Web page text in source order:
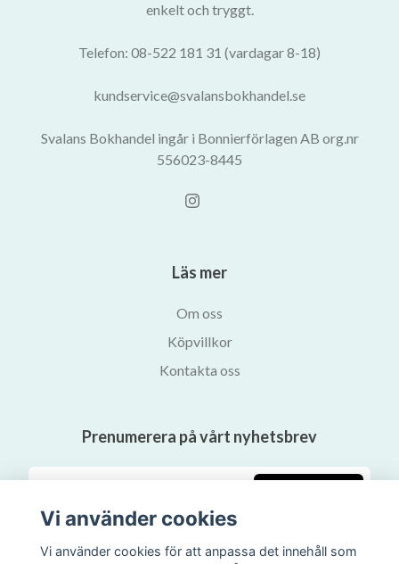
enkelt och tryggt.
Telefon: 08-522 181 31 (vardagar 8-18)
kundservice@svalansbokhandel.se
Svalans Bokhandel ingår i Bonnierförlagen AB org.nr
556023-8445
Läs mer
Om oss
Köpvillkor
Kontakta oss
Prenumerera på vårt nyhetsbrev
Vi använder cookies
Vi använder cookies för att anpassa det innehåll som